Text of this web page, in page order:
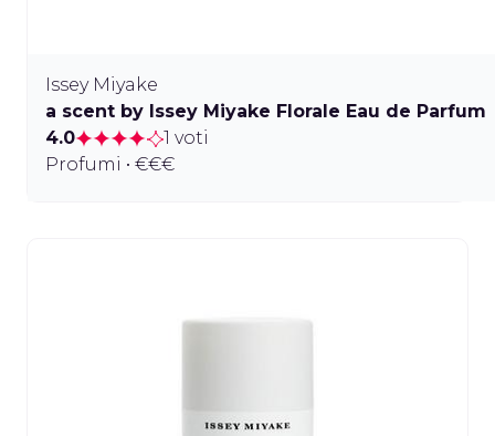
Issey Miyake
a scent by Issey Miyake Florale Eau de Parfum
4.0
1 voti
Profumi • €€€